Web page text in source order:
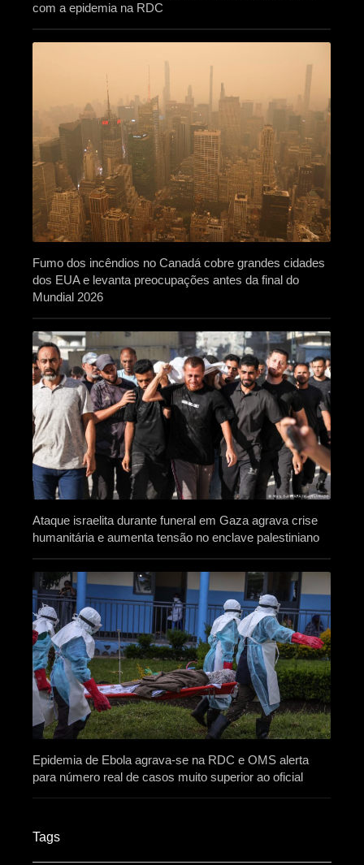
com a epidemia na RDC
Fumo dos incêndios no Canadá cobre grandes cidades
dos EUA e levanta preocupações antes da final do
Mundial 2026
Ataque israelita durante funeral em Gaza agrava crise
humanitária e aumenta tensão no enclave palestiniano
Epidemia de Ebola agrava-se na RDC e OMS alerta
para número real de casos muito superior ao oficial
Tags